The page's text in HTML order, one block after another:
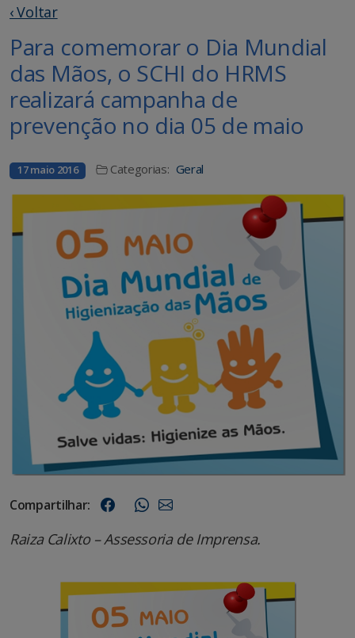
‹ Voltar
Para comemorar o Dia Mundial
das Mãos, o SCHI do HRMS
realizará campanha de
prevenção no dia 05 de maio
17 maio 2016 Categorias: Geral
Compartilhar:
Raiza Calixto – Assessoria de Imprensa.